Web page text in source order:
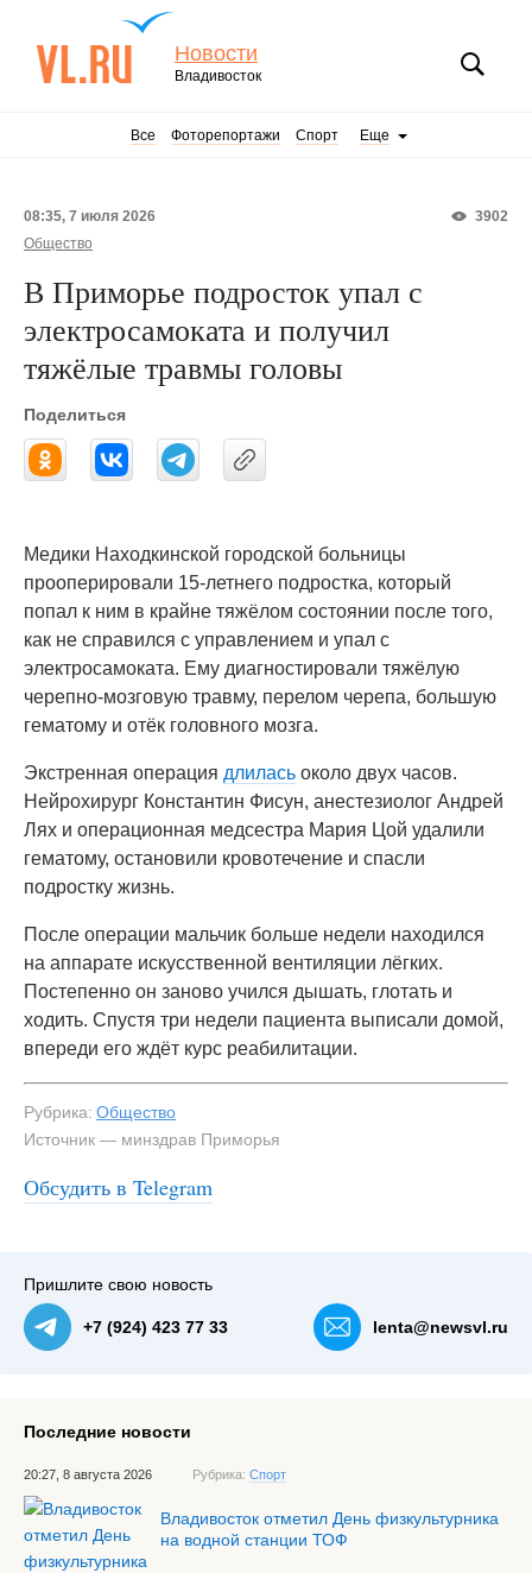
Новости
Владивосток
Все Фоторепортажи Спорт Еще
3902
08:35, 7 июля 2026
Общество
В Приморье подросток упал с
электросамоката и получил
тяжёлые травмы головы
Поделиться
Медики Находкинской городской больницы
прооперировали 15-летнего подростка, который
попал к ним в крайне тяжёлом состоянии после того,
как не справился с управлением и упал с
электросамоката. Ему диагностировали тяжёлую
черепно-мозговую травму, перелом черепа, большую
гематому и отёк головного мозга.
Экстренная операция длилась около двух часов.
Нейрохирург Константин Фисун, анестезиолог Андрей
Лях и операционная медсестра Мария Цой удалили
гематому, остановили кровотечение и спасли
подростку жизнь.
После операции мальчик больше недели находился
на аппарате искусственной вентиляции лёгких.
Постепенно он заново учился дышать, глотать и
ходить. Спустя три недели пациента выписали домой,
впереди его ждёт курс реабилитации.
Рубрика: Общество
Источник — минздрав Приморья
Обсудить в Telegram
Пришлите свою новость
+7 (924) 423 77 33 lenta@newsvl.ru
Последние новости
20:27, 8 августа 2026 Рубрика: Спорт
Владивосток отметил День физкультурника
на водной станции ТОФ